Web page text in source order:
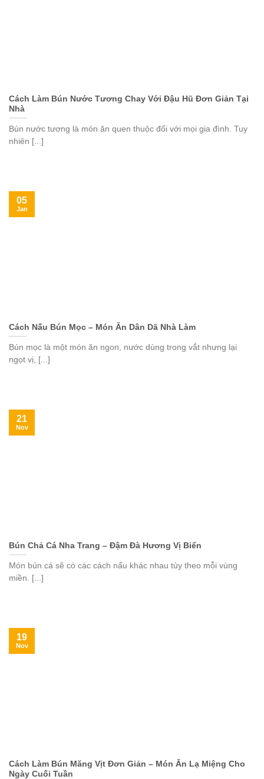
Cách Làm Bún Nước Tương Chay Với Đậu Hũ Đơn Giản Tại
Nhà
Bún nước tương là món ăn quen thuộc đối với mọi gia đình. Tuy
nhiên [...]
Cách Nấu Bún Mọc – Món Ăn Dân Dã Nhà Làm
Bún mọc là một món ăn ngon, nước dùng trong vắt nhưng lại
ngọt vị, [...]
05
Jan
Bún Chả Cá Nha Trang – Đậm Đà Hương Vị Biển
Món bún cá sẽ có các cách nấu khác nhau tùy theo mỗi vùng
miền. [...]
21
Nov
Cách Làm Bún Măng Vịt Đơn Giản – Món Ăn Lạ Miệng Cho
Ngày Cuối Tuần
19
Nov